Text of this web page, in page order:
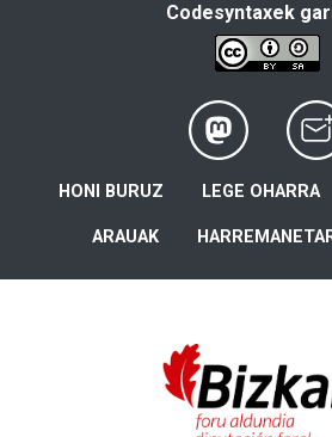
Codesyntaxek
HONI BURUZ LEGE OHARRA
ARAUAK